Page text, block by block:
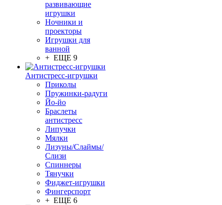
развивающие
игрушки
Ночники и
проекторы
Игрушки для
ванной
+ ЕЩЕ 9
Антистресс-игрушки
Приколы
Пружинки-радуги
Йо-йо
Браслеты
антистресс
Липучки
Мялки
Лизуны/Слаймы/
Слизи
Спиннеры
Тянучки
Фиджет-игрушки
Фингерспорт
+ ЕЩЕ 6